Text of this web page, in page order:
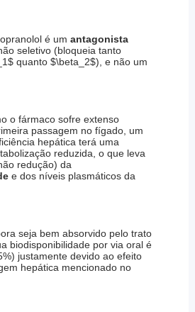
é um antagonista
seletivo (bloqueia tanto
quanto $\beta_2$), e não um
o fármaco sofre extenso
passagem no fígado, um
hepática terá uma
reduzida, o que leva
redução) da
e dos níveis plasmáticos da
seja bem absorvido pelo trato
biodisponibilidade por via oral é
justamente devido ao efeito
hepática mencionado no